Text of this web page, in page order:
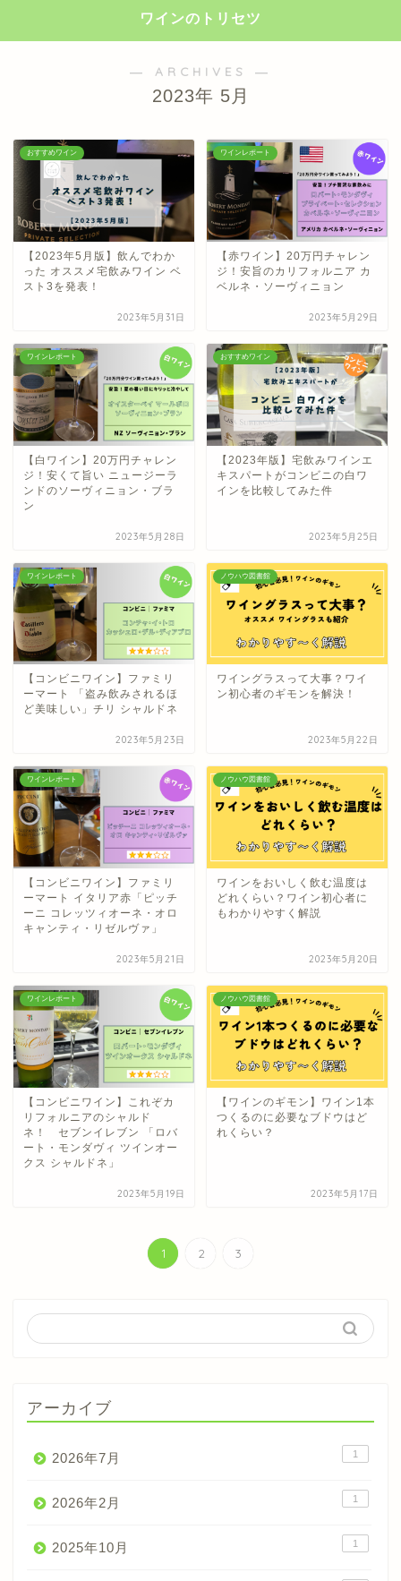
ワインのトリセツ
― ARCHIVES ―
2023年 5月
おすすめワイン
【2023年5月版】飲んでわか
った オススメ宅飲みワイン ベ
スト3を発表！
2023年5月31日
ワインレポート
【赤ワイン】20万円チャレン
ジ！安旨のカリフォルニア カ
ベルネ・ソーヴィニョン
2023年5月29日
ワインレポート
【白ワイン】20万円チャレン
ジ！安くて旨い ニュージーラ
ンドのソーヴィニョン・ブラ
ン
2023年5月28日
おすすめワイン
【2023年版】宅飲みワインエ
キスパートがコンビニの白ワ
インを比較してみた件
2023年5月25日
ワインレポート
【コンビニワイン】ファミリ
ーマート 「盗み飲みされるほ
ど美味しい」チリ シャルドネ
2023年5月23日
ノウハウ図書館
ワイングラスって大事？ワイ
ン初心者のギモンを解決！
2023年5月22日
ワインレポート
【コンビニワイン】ファミリ
ーマート イタリア赤「ピッチ
ーニ コレッツィオーネ・オロ
キャンティ・リゼルヴァ」
2023年5月21日
ノウハウ図書館
ワインをおいしく飲む温度は
どれくらい？ワイン初心者に
もわかりやすく解説
2023年5月20日
ワインレポート
【コンビニワイン】これぞカ
リフォルニアのシャルド
ネ！ セブンイレブン 「ロバ
ート・モンダヴィ ツインオー
クス シャルドネ」
2023年5月19日
ノウハウ図書館
【ワインのギモン】ワイン1本
つくるのに必要なブドウはど
れくらい？
2023年5月17日
1 2 3
アーカイブ
2026年7月 1
2026年2月 1
2025年10月 1